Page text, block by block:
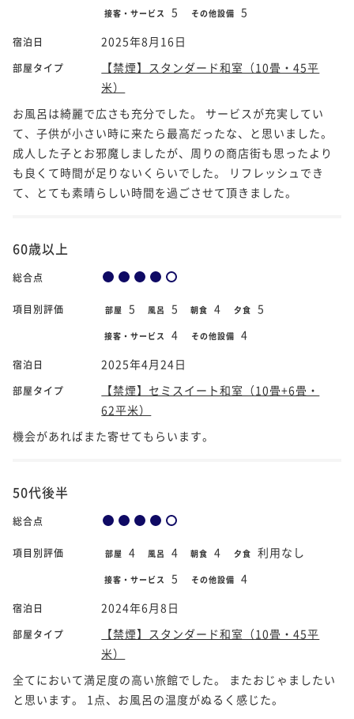
接客・サービス 5 その他設備 5
宿泊日 2025年8月16日
部屋タイプ
【禁煙】スタンダード和室（10畳・45平
米）
お風呂は綺麗で広さも充分でした。 サービスが充実してい
て、子供が小さい時に来たら最高だったな、と思いました。
成人した子とお邪魔しましたが、周りの商店街も思ったより
も良くて時間が足りないくらいでした。 リフレッシュでき
て、とても素晴らしい時間を過ごさせて頂きました。
60歳以上
総合点
項目別評価 部屋 5 風呂 5 朝食 4 夕食 5
接客・サービス 4 その他設備 4
宿泊日 2025年4月24日
部屋タイプ
【禁煙】セミスイート和室（10畳+6畳・
62平米）
機会があればまた寄せてもらいます。
50代後半
総合点
項目別評価 部屋 4 風呂 4 朝食 4 夕食 利用なし
接客・サービス 5 その他設備 4
宿泊日 2024年6月8日
部屋タイプ
【禁煙】スタンダード和室（10畳・45平
米）
全てにおいて満足度の高い旅館でした。 またおじゃましたい
と思います。 1点、お風呂の温度がぬるく感じた。